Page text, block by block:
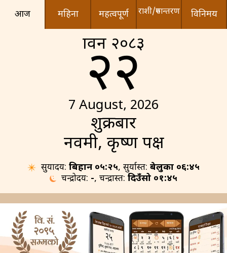
आज महिना महत्वपूर्ण राशी/रुपान्तरण विनिमय
श्रावन २०८३
२२
7 August, 2026
शुक्रबार
नवमी, कृष्ण पक्ष
सुर्योदय:बिहान ०५:२५, सुर्यास्त:बेलुका ०६:४५
चन्द्रोदय: -, चन्द्रास्त:दिउँसो ०१:४५